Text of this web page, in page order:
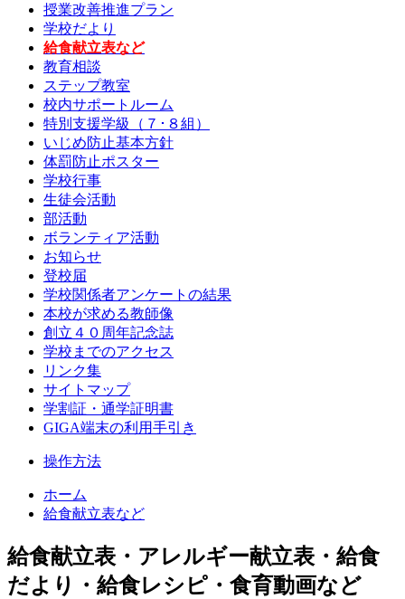
授業改善推進プラン
学校だより
給食献立表など
教育相談
ステップ教室
校内サポートルーム
特別支援学級（７･８組）
いじめ防止基本方針
体罰防止ポスター
学校行事
生徒会活動
部活動
ボランティア活動
お知らせ
登校届
学校関係者アンケートの結果
本校が求める教師像
創立４０周年記念誌
学校までのアクセス
リンク集
サイトマップ
学割証・通学証明書
GIGA端末の利用手引き
操作方法
ホーム
給食献立表など
給食献立表・アレルギー献立表・給食
だより・給食レシピ・食育動画など